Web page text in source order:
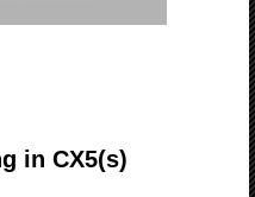
in CX5(s)